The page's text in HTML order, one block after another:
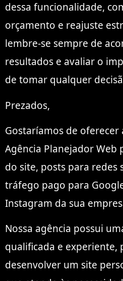
dessa funcionalidade,
orçamento e reajuste
lembre-se sempre de
resultados e avaliar o
de tomar qualquer
Prezados,
Gostaríamos de oferecer
Agência Planejador Web
do site, posts para redes
tráfego pago para
Instagram da sua
Nossa agência possui
qualificada e experiente,
desenvolver um site